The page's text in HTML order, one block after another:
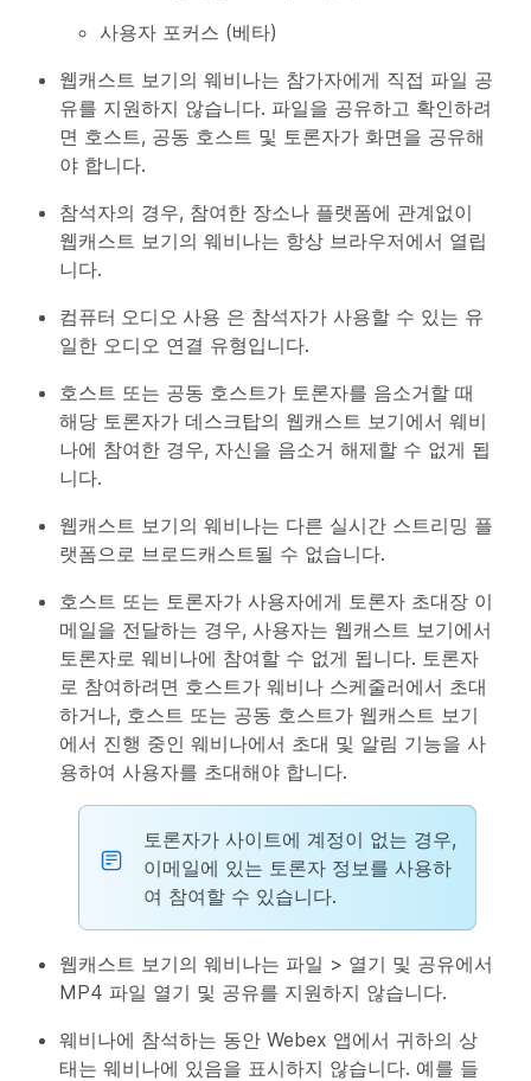
사용자 포커스 (베타)
웹캐스트 보기의 웨비나는 참가자에게 직접 파일 공
유를 지원하지 않습니다. 파일을 공유하고 확인하려
면 호스트, 공동 호스트 및 토론자가 화면을 공유해
야 합니다.
참석자의 경우, 참여한 장소나 플랫폼에 관계없이
웹캐스트 보기의 웨비나는 항상 브라우저에서 열립
니다.
컴퓨터 오디오 사용 은 참석자가 사용할 수 있는 유
일한 오디오 연결 유형입니다.
호스트 또는 공동 호스트가 토론자를 음소거할 때
해당 토론자가 데스크탑의 웹캐스트 보기에서 웨비
나에 참여한 경우, 자신을 음소거 해제할 수 없게 됩
니다.
웹캐스트 보기의 웨비나는 다른 실시간 스트리밍 플
랫폼으로 브로드캐스트될 수 없습니다.
호스트 또는 토론자가 사용자에게 토론자 초대장 이
메일을 전달하는 경우, 사용자는 웹캐스트 보기에서
토론자로 웨비나에 참여할 수 없게 됩니다. 토론자
로 참여하려면 호스트가 웨비나 스케줄러에서 초대
하거나, 호스트 또는 공동 호스트가 웹캐스트 보기
에서 진행 중인 웨비나에서 초대 및 알림 기능을 사
용하여 사용자를 초대해야 합니다.
토론자가 사이트에 계정이 없는 경우,
이메일에 있는 토론자 정보를 사용하
여 참여할 수 있습니다.
웹캐스트 보기의 웨비나는 파일 > 열기 및 공유에서
MP4 파일 열기 및 공유를 지원하지 않습니다.
웨비나에 참석하는 동안 Webex 앱에서 귀하의 상
태는 웨비나에 있음을 표시하지 않습니다. 예를 들